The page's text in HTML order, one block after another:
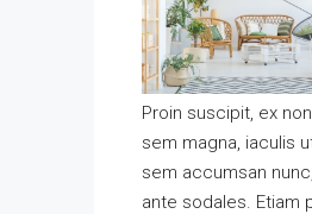
Proin suscipit, ex
sem magna, iaculis
sem accumsan
ante sodales. Etiam